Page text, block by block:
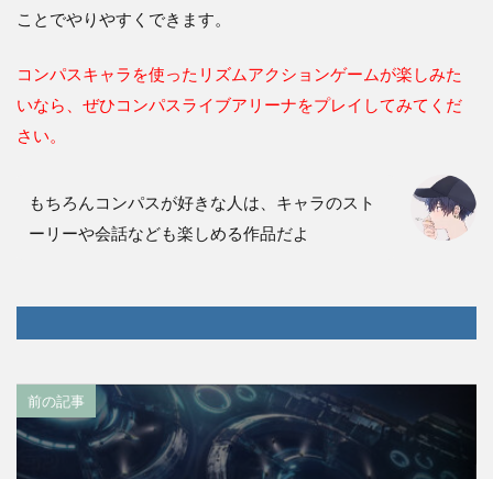
ことでやりやすくできます。
コンパスキャラを使ったリズムアクションゲームが楽しみた
いなら、ぜひコンパスライブアリーナをプレイしてみてくだ
さい。
もちろんコンパスが好きな人は、キャラのスト
ーリーや会話なども楽しめる作品だよ
前の記事